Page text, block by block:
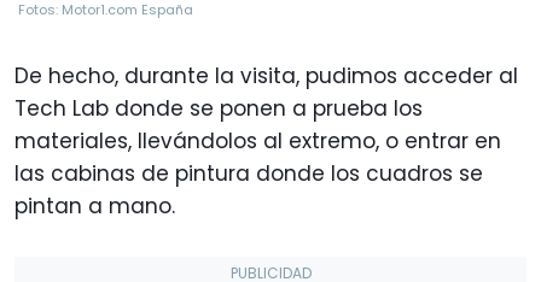
Fotos: Motor1.com España
De hecho, durante la visita, pudimos acceder al
Tech Lab donde se ponen a prueba los
materiales, llevándolos al extremo, o entrar en
las cabinas de pintura donde los cuadros se
pintan a mano.